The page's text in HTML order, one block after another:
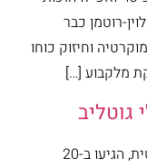
רוטמן כבר
וחיזוק כוחו
מלקבוע […]
קבוצה של פעילים מתנגדי המהפכה המשפטית, הגיעו ב-20